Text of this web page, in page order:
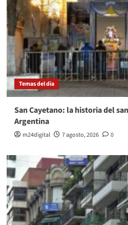
Temas del dia
San Cayetano: la historia del
Argentina
m24digital 7 agosto, 2026 0